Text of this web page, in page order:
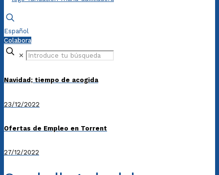
Español
Colabora
✕
Navidad; tiempo de acogida
23/12/2022
Ofertas de Empleo en Torrent
27/12/2022